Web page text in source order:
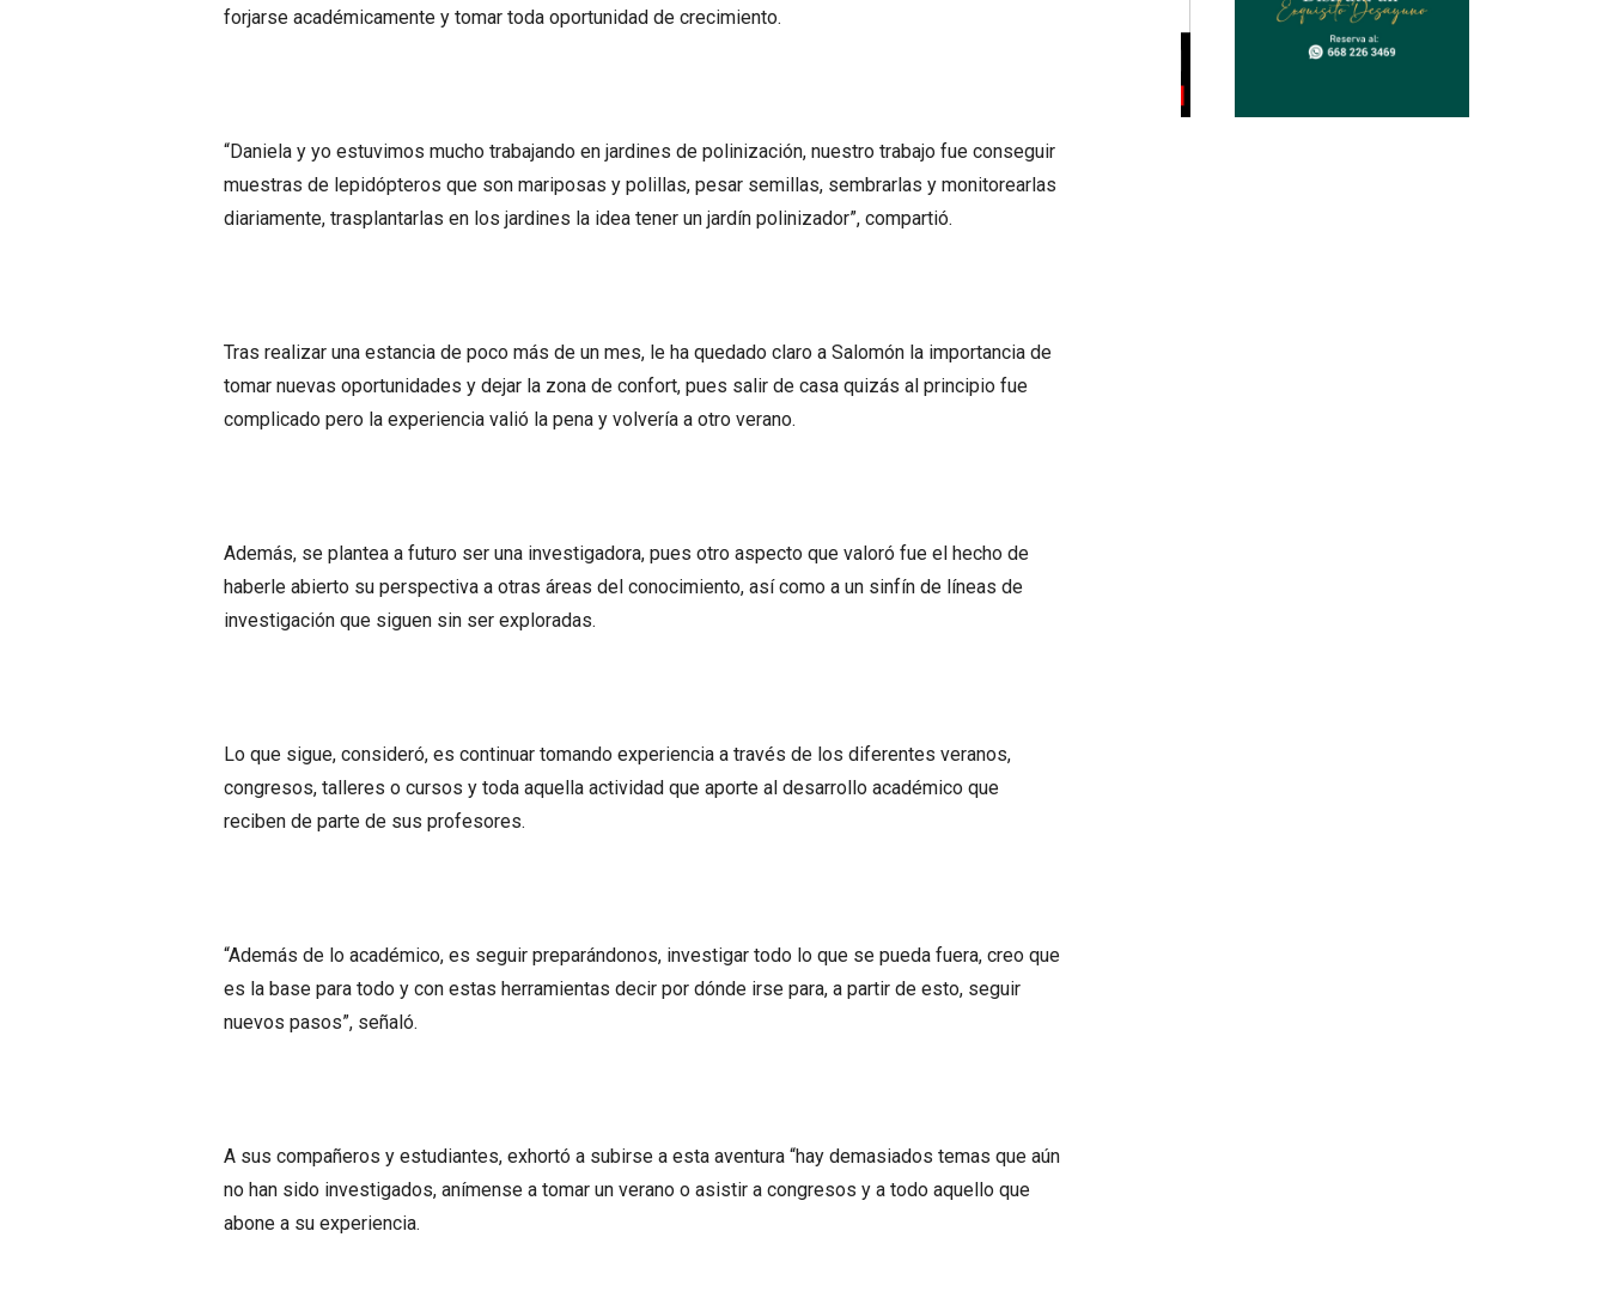
forjarse académicamente y tomar toda oportunidad de crecimiento.
“Daniela y yo estuvimos mucho trabajando en jardines de polinización, nuestro trabajo fue conseguir
muestras de lepidópteros que son mariposas y polillas, pesar semillas, sembrarlas y monitorearlas
diariamente, trasplantarlas en los jardines la idea tener un jardín polinizador”, compartió.
Tras realizar una estancia de poco más de un mes, le ha quedado claro a Salomón la importancia de
tomar nuevas oportunidades y dejar la zona de confort, pues salir de casa quizás al principio fue
complicado pero la experiencia valió la pena y volvería a otro verano.
Además, se plantea a futuro ser una investigadora, pues otro aspecto que valoró fue el hecho de
haberle abierto su perspectiva a otras áreas del conocimiento, así como a un sinfín de líneas de
investigación que siguen sin ser exploradas.
Lo que sigue, consideró, es continuar tomando experiencia a través de los diferentes veranos,
congresos, talleres o cursos y toda aquella actividad que aporte al desarrollo académico que
reciben de parte de sus profesores.
“Además de lo académico, es seguir preparándonos, investigar todo lo que se pueda fuera, creo que
es la base para todo y con estas herramientas decir por dónde irse para, a partir de esto, seguir
nuevos pasos”, señaló.
A sus compañeros y estudiantes, exhortó a subirse a esta aventura “hay demasiados temas que aún
no han sido investigados, anímense a tomar un verano o asistir a congresos y a todo aquello que
abone a su experiencia.